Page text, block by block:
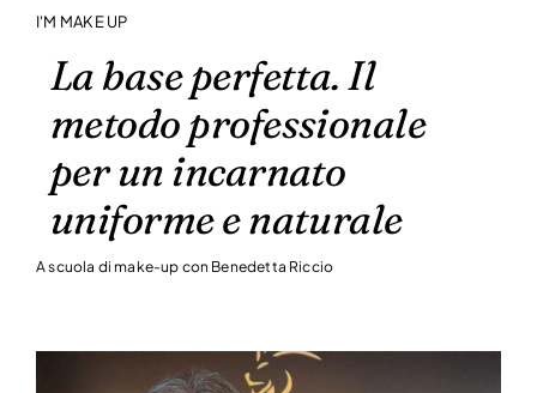
I'M MAKE UP
La base perfetta. Il
metodo professionale
per un incarnato
uniforme e naturale
A scuola di make-up con Benedetta Riccio